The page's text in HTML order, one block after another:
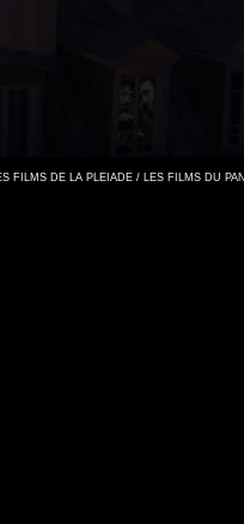
FILMS DE LA PLEIADE / LES FILMS DU